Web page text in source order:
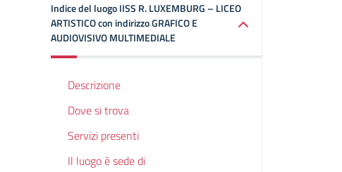
Indice del luogo IISS R. LUXEMBURG – LICEO
ARTISTICO con indirizzo GRAFICO E
AUDIOVISIVO MULTIMEDIALE
Descrizione
Dove si trova
Servizi presenti
Il luogo è sede di